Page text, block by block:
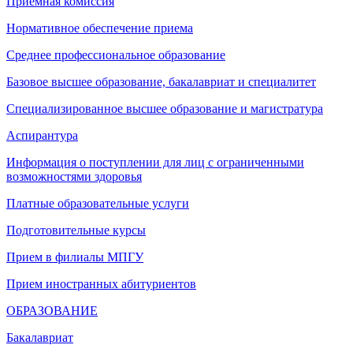
Нормативное обеспечение приема
Среднее профессиональное образование
Базовое высшее образование, бакалавриат и специалитет
Специализированное высшее образование и магистратура
Аспирантура
Информация о поступлении для лиц с ограниченными
возможностями здоровья
Платные образовательные услуги
Подготовительные курсы
Прием в филиалы МПГУ
Прием иностранных абитуриентов
ОБРАЗОВАНИЕ
Бакалавриат